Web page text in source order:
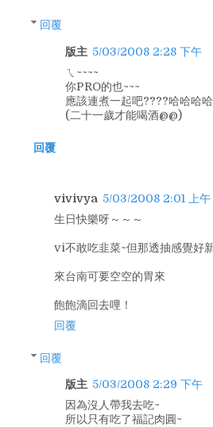
回覆
版主 5/03/2008 2:28 下午
ㄟ~~~~
你PRO的也~~~
應該連煮一起吧????哈哈哈哈
(二十一歲才能喝酒@@)
回覆
vivivya 5/03/2008 2:01 上午
生日快樂呀～～～
vi不敢吃韭菜~但那透抽感覺好
來台南可要空空的胃來
飽飽滴回去哩！
回覆
回覆
版主 5/03/2008 2:29 下午
因為沒人帶我去吃~
所以只有吃了福記肉圓~